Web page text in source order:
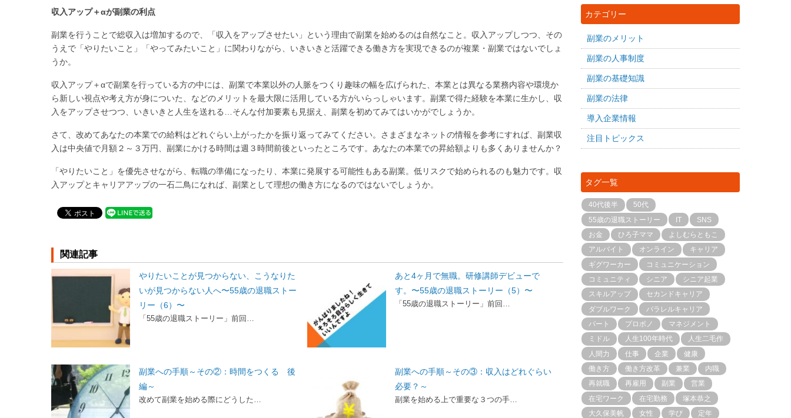
収入アップ＋αが副業の利点
副業を行うことで総収入は増加するので、「収入をアップさせたい」という理由で副業を始めるのは自然なこと。収入アップしつつ、その
うえで「やりたいこと」「やってみたいこと」に関わりながら、いきいきと活躍できる働き方を実現できるのが複業・副業ではないでしょ
うか。
収入アップ＋αで副業を行っている方の中には、副業で本業以外の人脈をつくり趣味の幅を広げられた、本業とは異なる業務内容や環境か
ら新しい視点や考え方が身についた、などのメリットを最大限に活用している方がいらっしゃいます。副業で得た経験を本業に生かし、収
入をアップさせつつ、いきいきと人生を送れる…そんな付加要素も見据え、副業を初めてみてはいかがでしょうか。
さて、改めてあなたの本業での給料はどれぐらい上がったかを振り返ってみてください。さまざまなネットの情報を参考にすれば、副業収
入は中央値で月額２～３万円、副業にかける時間は週３時間前後といったところです。あなたの本業での昇給額よりも多くありませんか？
「やりたいこと」を優先させながら、転職の準備になったり、本業に発展する可能性もある副業。低リスクで始められるのも魅力です。収
入アップとキャリアアップの一石二鳥になれば、副業として理想の働き方になるのではないでしょうか。
関連記事
やりたいことが見つからない、こうなりた
いが見つからない人へ〜55歳の退職ストー
リー（6）〜
「55歳の退職ストーリー」前回…
あと4ヶ月で無職。研修講師デビューで
す。〜55歳の退職ストーリー（5）〜
「55歳の退職ストーリー」前回…
副業への手順～その②：時間をつくる 後
編～
改めて副業を始める際にどうした…
副業への手順～その③：収入はどれぐらい
必要？～
副業を始める上で重要な３つの手…
カテゴリー
副業のメリット
副業の人事制度
副業の基礎知識
副業の法律
導入企業情報
注目トピックス
タグ一覧
40代後半
50代
55歳の退職ストーリー
IT
SNS
お金
ひろ子ママ
よしむらともこ
アルバイト
オンライン
キャリア
ギグワーカー
コミュニケーション
コミュニティ
シニア
シニア起業
スキルアップ
セカンドキャリア
ダブルワーク
パラレルキャリア
パート
プロボノ
マネジメント
ミドル
人生100年時代
人生二毛作
人間力
仕事 企業
健康
働き方
働き方改革 兼業
内職
再就職
再雇用 副業
営業
在宅ワーク
在宅勤務
塚本恭之
大久保美帆
女性 学び
定年